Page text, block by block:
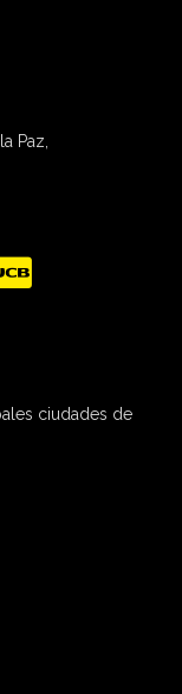
Paz,
ciudades de